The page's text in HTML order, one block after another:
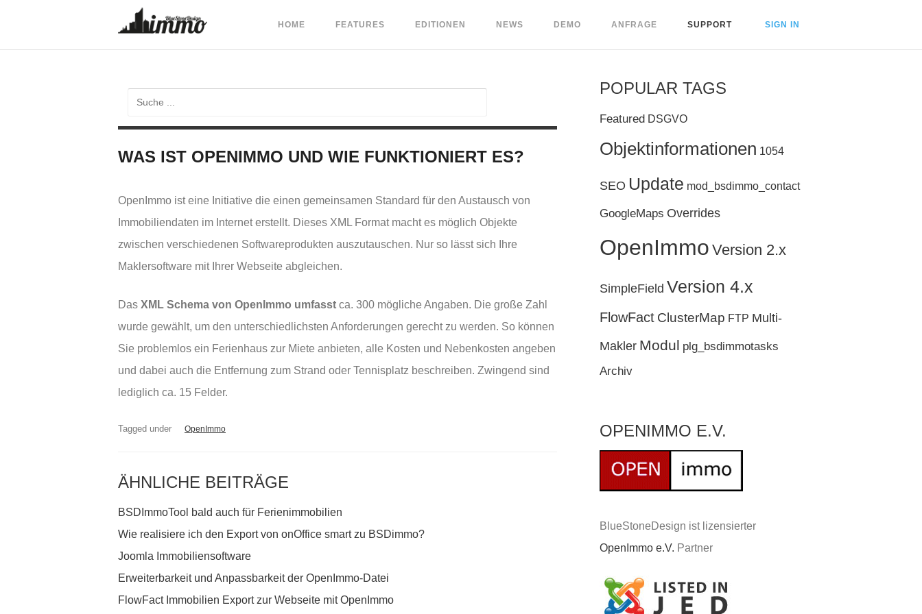
SIGN IN
HOME FEATURES EDITIONEN NEWS DEMO ANFRAGE SUPPORT
WAS IST OPENIMMO UND WIE FUNKTIONIERT ES?
OpenImmo ist eine Initiative die einen gemeinsamen Standard für den Austausch von
Immobiliendaten im Internet erstellt. Dieses XML Format macht es möglich Objekte
zwischen verschiedenen Softwareprodukten auszutauschen. Nur so lässt sich Ihre
Maklersoftware mit Ihrer Webseite abgleichen.
Das XML Schema von OpenImmo umfasst ca. 300 mögliche Angaben. Die große Zahl
wurde gewählt, um den unterschiedlichsten Anforderungen gerecht zu werden. So können
Sie problemlos ein Ferienhaus zur Miete anbieten, alle Kosten und Nebenkosten angeben
und dabei auch die Entfernung zum Strand oder Tennisplatz beschreiben. Zwingend sind
lediglich ca. 15 Felder.
Tagged under OpenImmo
ÄHNLICHE BEITRÄGE
BSDImmoTool bald auch für Ferienimmobilien
Wie realisiere ich den Export von onOffice smart zu BSDimmo?
Joomla Immobiliensoftware
Erweiterbarkeit und Anpassbarkeit der OpenImmo-Datei
FlowFact Immobilien Export zur Webseite mit OpenImmo
POPULAR TAGS
Featured DSGVO
Objektinformationen 1054
SEO Update mod_bsdimmo_contact
GoogleMaps Overrides
OpenImmo Version 2.x
SimpleField Version 4.x
FlowFact ClusterMap FTP Multi-
Makler Modul plg_bsdimmotasks
Archiv
OPENIMMO E.V.
BlueStoneDesign ist lizensierter
OpenImmo e.V. Partner